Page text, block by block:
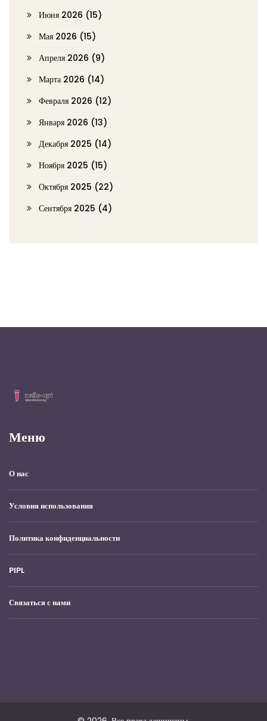
Июня 2026 (15)
Мая 2026 (15)
Апреля 2026 (9)
Марта 2026 (14)
Февраля 2026 (12)
Января 2026 (13)
Декабря 2025 (14)
Ноября 2025 (15)
Октября 2025 (22)
Сентября 2025 (4)
Меню
О нас
Условия использования
Политика конфиденциальности
PIPL
Связаться с нами